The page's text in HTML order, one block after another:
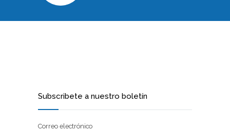
Subscribete a nuestro boletín
Correo electrónico